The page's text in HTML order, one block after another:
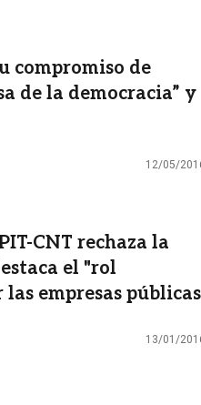
compromiso de
de la democracia” y
12/05/
CNT rechaza la
el "rol
empresas públicas
13/01/